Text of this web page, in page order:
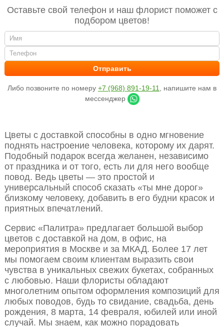
Оставьте свой телефон и наш флорист поможет с
подбором цветов!
Либо позвоните по номеру +7 (968) 891-19-11
, напишите нам в
мессенджер
Цветы с доставкой способны в одно мгновение
поднять настроение человека, которому их дарят.
Подобный подарок всегда желанен, независимо
от праздника и от того, есть ли для него вообще
повод. Ведь цветы — это простой и
универсальный способ сказать «ты мне дорог»
близкому человеку, добавить в его будни красок и
приятных впечатлений.
Сервис «Палитра» предлагает большой выбор
цветов с доставкой на дом, в офис, на
мероприятия в Москве и за МКАД. Более 17 лет
мы помогаем своим клиентам выразить свои
чувства в уникальных свежих букетах, собранных
с любовью. Наши флористы обладают
многолетним опытом оформления композиций для
любых поводов, будь то свидание, свадьба, день
рождения, 8 марта, 14 февраля, юбилей или иной
случай. Мы знаем, как можно порадовать